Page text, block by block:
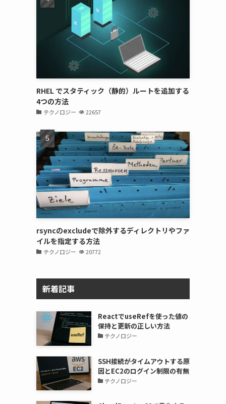
RHEL でスタティック（静的）ルートを追加する
4つの方法
テクノロジー 22657
rsyncのexcludeで除外するディレクトリやファ
イルを指定する方法
テクノロジー 20772
新着記事
ReactでuseRefを使った値の
保持と更新の正しい方法
テクノロジー
SSH接続がタイムアウトする原
因とEC2のログイン制限の有無
テクノロジー